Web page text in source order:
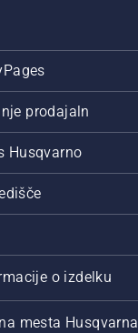
prodajaln
Husqvarno
o izdelku
mesta Husqvarna